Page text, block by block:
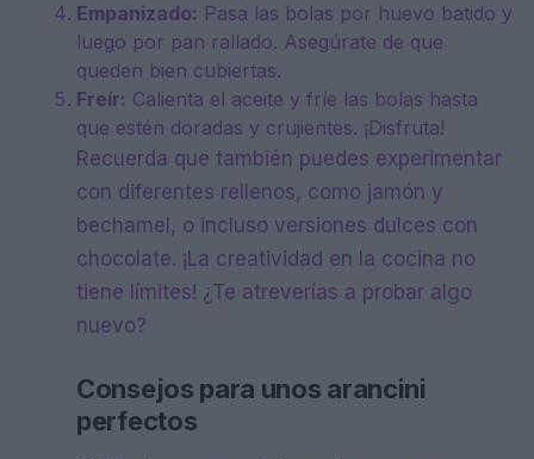
Empanizado: Pasa las bolas por huevo batido y
luego por pan rallado. Asegúrate de que
queden bien cubiertas.
Freír: Calienta el aceite y fríe las bolas hasta
que estén doradas y crujientes. ¡Disfruta!
Recuerda que también puedes experimentar
con diferentes rellenos, como jamón y
bechamel, o incluso versiones dulces con
chocolate. ¡La creatividad en la cocina no
tiene límites! ¿Te atreverías a probar algo
nuevo?
Consejos para unos arancini
perfectos